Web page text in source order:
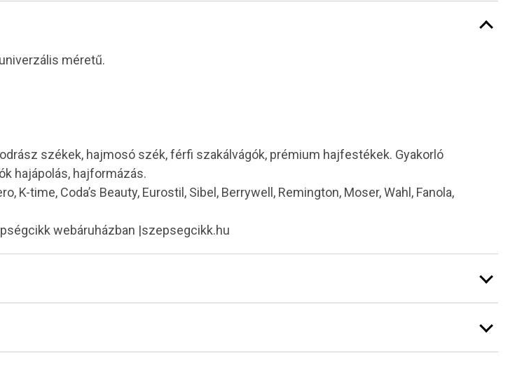
méretű.
székek, hajmosó szék, férfi szakálvágók, prémium hajfestékek. Gyakorló
hajápolás, hajformázás.
K-time, Coda’s Beauty, Eurostil, Sibel, Berrywell, Remington, Moser, Wahl, Fanola,
webáruházban |szepsegcikk.hu